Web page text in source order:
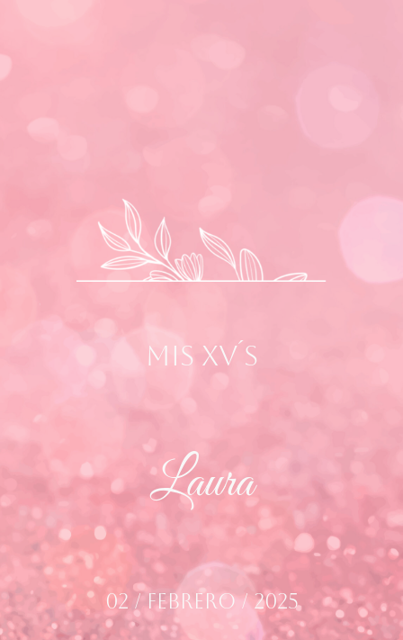
MIS XV´S
Laura
02 / Febrero / 2025